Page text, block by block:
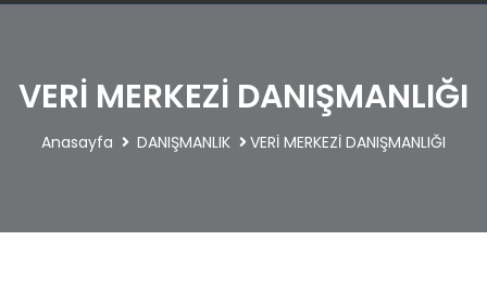
VERİ MERKEZİ DANIŞMANLIĞI
Anasayfa DANIŞMANLIK VERİ MERKEZİ DANIŞMANLIĞI